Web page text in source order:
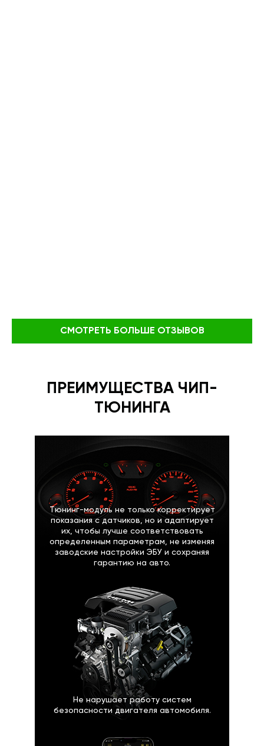
СМОТРЕТЬ БОЛЬШЕ ОТЗЫВОВ
ПРЕИМУЩЕСТВА ЧИП-
ТЮНИНГА
Тюнинг-модуль не только корректирует
показания с датчиков, но и адаптирует
их, чтобы лучше соответствовать
определенным параметрам, не изменяя
заводские настройки ЭБУ и сохраняя
гарантию на авто.
Не нарушает работу систем
безопасности двигателя автомобиля.